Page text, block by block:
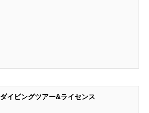
ダイビングツアー&ライセンス